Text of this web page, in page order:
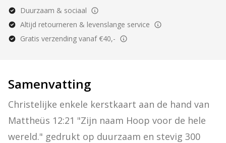
Duurzaam & sociaal
Altijd retourneren & levenslange service
Gratis verzending vanaf €40,-
Samenvatting
Christelijke enkele kerstkaart aan de hand van
Mattheüs 12:21 "Zijn naam Hoop voor de hele
wereld." gedrukt op duurzaam en stevig 300